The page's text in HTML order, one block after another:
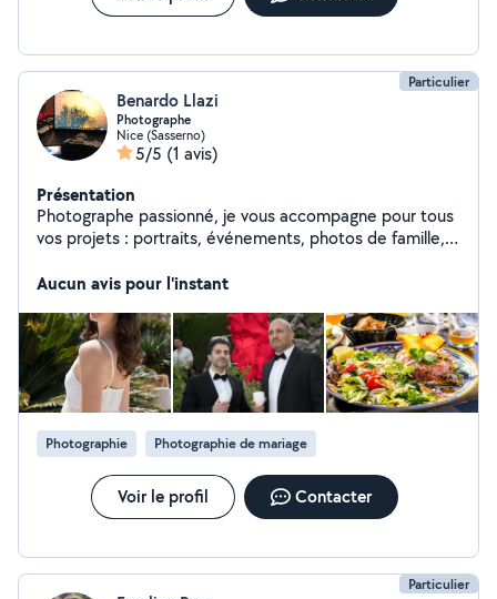
Particulier
Benardo Llazi
Photographe
Nice (Sasserno)
5/5 (1 avis)
Présentation
Photographe passionné, je vous accompagne pour tous
vos projets : portraits, événements, photos de famille,
je mets mon savoir-faire au service d'images naturelles
Aucun avis pour l'instant
Photographie Photographie de mariage
Voir le profil Contacter
Particulier